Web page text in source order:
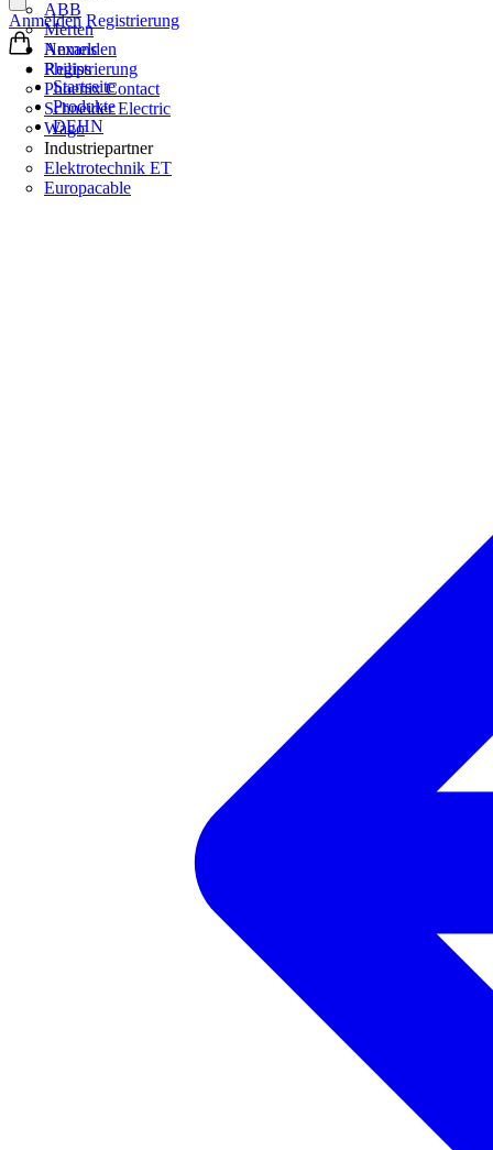
ABB
Merten
Nexans
Philips
Phoenix Contact
Schneider Electric
Wago
Industriepartner
Elektrotechnik ET
Europacable
Anmelden
Registrierung
Anmelden Registrierung
Startseite
Produkte
DEHN